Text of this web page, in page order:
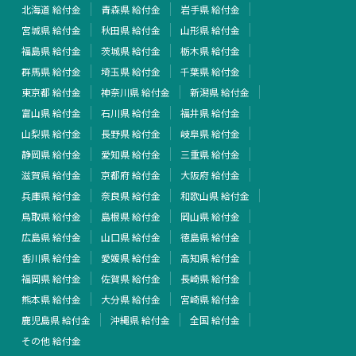
北海道 給付金 青森県 給付金
岩手県 給付金
宮城県 給付金
秋田県 給付金
山形県 給付金
福島県 給付金
茨城県 給付金
栃木県 給付金
群馬県 給付金
埼玉県 給付金
千葉県 給付金
東京都 給付金
神奈川県 給付金
新潟県 給付金
富山県 給付金
石川県 給付金
福井県 給付金
山梨県 給付金
長野県 給付金
岐阜県 給付金
静岡県 給付金
愛知県 給付金
三重県 給付金
滋賀県 給付金
京都府 給付金
大阪府 給付金
兵庫県 給付金
奈良県 給付金
和歌山県 給付金
鳥取県 給付金
島根県 給付金
岡山県 給付金
広島県 給付金
山口県 給付金
徳島県 給付金
香川県 給付金
愛媛県 給付金
高知県 給付金
福岡県 給付金
佐賀県 給付金
長崎県 給付金
熊本県 給付金
大分県 給付金
宮崎県 給付金
鹿児島県 給付金
沖縄県 給付金
全国 給付金
その他 給付金